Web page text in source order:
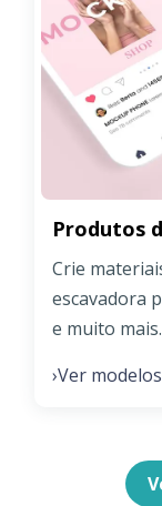
Produtos
Crie
escavadora
e muito mais.
›Ver